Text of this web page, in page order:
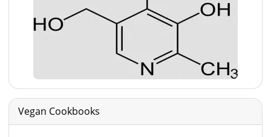
Vegan Cookbooks